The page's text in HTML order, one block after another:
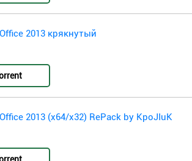
2013 крякнутый
2013 (x64/x32) RePack by KpoJIuK